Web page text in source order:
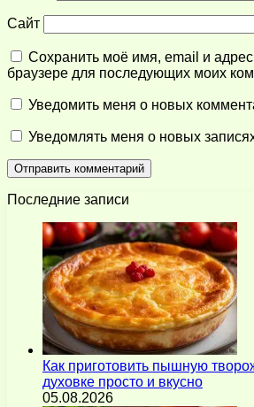
Сайт
Сохранить моё имя, email и адрес
браузере для последующих моих
Уведомить меня о новых
Уведомлять меня о новых
Последние записи
Как приготовить пышную
духовке просто и вкусно
05.08.2026